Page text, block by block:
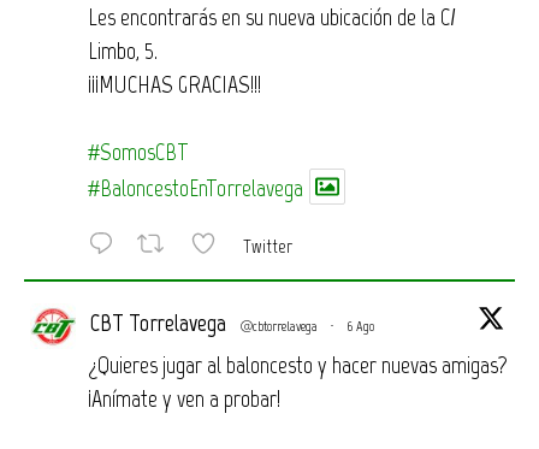
Les encontrarás en su nueva ubicación de la C/
Limbo, 5.
¡¡¡MUCHAS GRACIAS!!!
#SomosCBT
#BaloncestoEnTorrelavega
Twitter
CBT Torrelavega @cbtorrelavega · 6 Ago
¿Quieres jugar al baloncesto y hacer nuevas amigas?
¡Anímate y ven a probar!